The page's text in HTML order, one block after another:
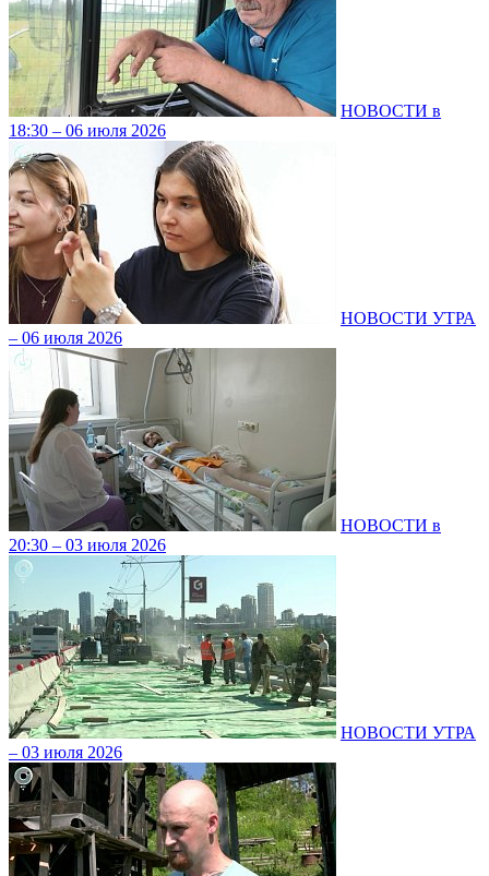
НОВОСТИ в
18:30 – 06 июля 2026
НОВОСТИ УТРА
– 06 июля 2026
НОВОСТИ в
20:30 – 03 июля 2026
НОВОСТИ УТРА
– 03 июля 2026